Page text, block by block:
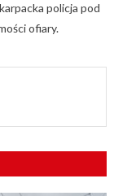
policja pod
ofiary.